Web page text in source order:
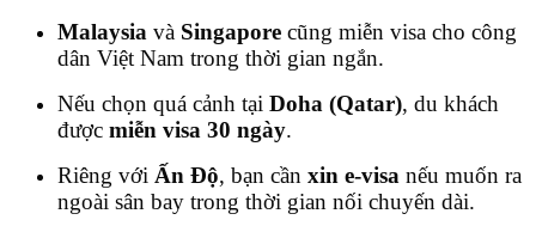
Malaysia và Singapore cũng miễn visa cho công
dân Việt Nam trong thời gian ngắn.
Nếu chọn quá cảnh tại Doha (Qatar), du khách
được miễn visa 30 ngày.
Riêng với Ấn Độ, bạn cần xin e-visa nếu muốn ra
ngoài sân bay trong thời gian nối chuyến dài.